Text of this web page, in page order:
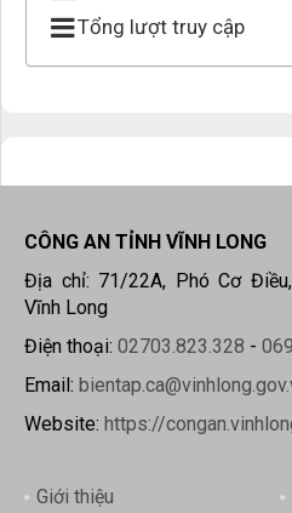
Tổng lượt truy cập
CÔNG AN TỈNH VĨNH LONG
Địa chỉ: 71/22A, Phó Cơ
Vĩnh Long
Điện thoại: 02703.823.328 -
Email:
Website: https://
Giới thiệu